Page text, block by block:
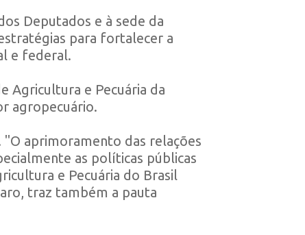
Deputados e à sede da
para fortalecer a
e federal.
Agricultura e Pecuária da
agropecuário.
aprimoramento das relações
as políticas públicas
e Pecuária do Brasil
traz também a pauta